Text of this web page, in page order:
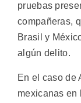
pruebas
compañeras,
Brasil y
algún delito.
En el caso de
mexicanas en